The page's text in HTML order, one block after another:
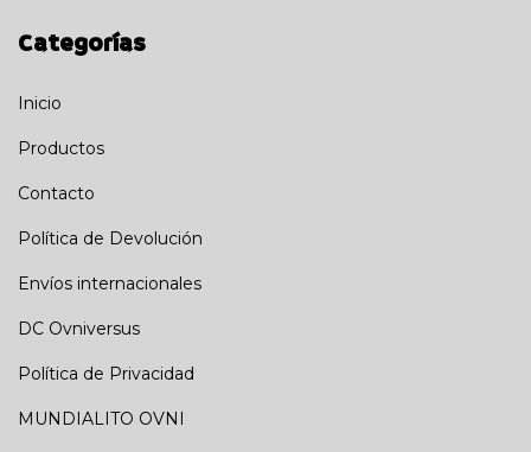
Categorías
Inicio
Productos
Contacto
Política de Devolución
Envíos internacionales
DC Ovniversus
Política de Privacidad
MUNDIALITO OVNI